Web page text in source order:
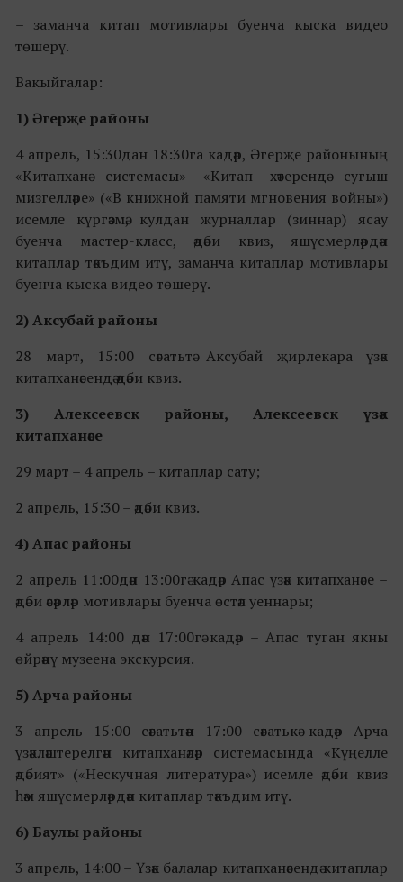
– заманча китап мотивлары буенча кыска видео
төшерү.
Вакыйгалар:
1) Әгерҗе районы
4 апрель, 15:30дан 18:30га кадәр, Әгерҗе районының
«Китапханә системасы» «Китап хәтерендә сугыш
мизгелләре» («В книжной памяти мгновения войны»)
исемле күргәзмә, кулдан журналлар (зиннар) ясау
буенча мастер-класс, әдәби квиз, яшүсмерләрдән
китаплар тәкъдим итү, заманча китаплар мотивлары
буенча кыска видео төшерү.
2) Аксубай районы
28 март, 15:00 сәгатьтә Аксубай җирлекара үзәк
китапханәсендә әдәби квиз.
3) Алексеевск районы, Алексеевск үзәк
китапханәсе
29 март – 4 апрель – китаплар сату;
2 апрель, 15:30 – әдәби квиз.
4) Апас районы
2 апрель 11:00дән 13:00гә кадәр Апас үзәк китапханәсе –
әдәби әсәрләр мотивлары буенча өстәл уеннары;
4 апрель 14:00 дән 17:00гә кадәр – Апас туган якны
өйрәнү музеена экскурсия.
5) Арча районы
3 апрель 15:00 сәгатьтән 17:00 сәгатькә кадәр Арча
үзәкләштерелгән китапханәләр системасында «Күңелле
әдәбият» («Нескучная литература») исемле әдәби квиз
һәм яшүсмерләрдән китаплар тәкъдим итү.
6) Баулы районы
3 апрель, 14:00 – Үзәк балалар китапханәсендә китаплар